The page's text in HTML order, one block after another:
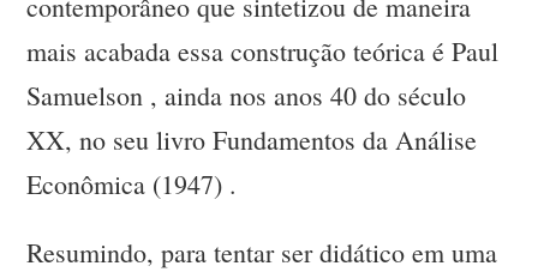
contemporâneo que sintetizou de maneira
mais acabada essa construção teórica é Paul
Samuelson , ainda nos anos 40 do século
XX, no seu livro Fundamentos da Análise
Econômica (1947) .
Resumindo, para tentar ser didático em uma